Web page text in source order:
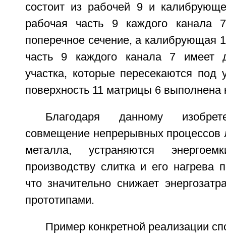
состоит из рабочей 9 и
рабочая часть 9 каждого канала
поперечное сечение, а калибрующая
часть 9 каждого канала 7 имеет
участка, которые пересекаются под
поверхность 11 матрицы 6
Благодаря данному
совмещение непрерывных процессов
металла, устраняются
производству слитка и его нагрева
что значительно снижает
прототипами.
Пример конкретной реализации